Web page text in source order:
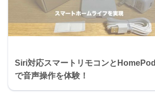
Siri対応スマートリモコンとHomePod
で音声操作を体験！